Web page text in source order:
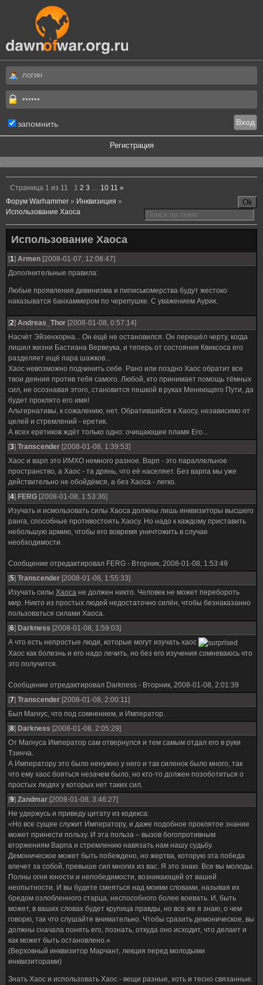
запомнить
Регистрация
.
Страница 1 из 11 1 2 3 … 10 11 »
Форум Warhammer » Инквизиция »
Использование Хаоса
Использование Хаоса
[1] Armen [2008-01-07, 12:08:47]
Дополнительные правила:
Любые проявления дивинизма и пиписькомерства будут жестоко
наказыватся банхаммером по черепушке. С уважением Аурик.
[2] Andreas_Thor [2008-01-08, 0:57:14]
Насчёт Эйзенхорна... Он ещё не остановился. Он перешёл черту, когда
лишил жизни Бастиана Вервеука, и теперь от состояния Квиксоса его
разделяет ещё пара шажков...
Хаос невозможно подчинить себе. Рано или поздно Хаос обратит все
твои деяния против тебя самого. Любой, кто принимает помощь тёмных
сил, не осознавая этого, становится пешкой в руках Меняющего Пути, да
будет проклято его имя!
Альтернативы, к сожалению, нет. Обратившийся к Хаосу, независимо от
целей и стремлений - еретик.
А всех еретиков ждёт только одно: очищающее пламя Его...
[3] Transcender [2008-01-08, 1:39:53]
Хаос и варп это ИМХО немного разное. Варп - это параллельное
пространство, а Хаос - та дрянь, что её населяет. Без варпа мы уже
действительно не обойдёмся, а без Хаоса - легко.
[4] FERG [2008-01-08, 1:53:36]
Изучать и исмользовать силы Хаоса должны лишь инквизиторы высшего
ранга, способные противостоять Хаосу. Но надо к каждому приставить
небольшую армию, чтобы его вовремя уничтожить в случае
необходимости.
Сообщение отредактировал FERG - Вторник, 2008-01-08, 1:53:49
[5] Transcender [2008-01-08, 1:55:33]
Изучать силы Хаоса не должен никто. Человек не может перебороть
мир. Никто из простых людей недостаточно силён, чтобы безнаказанно
пользоваться силами Хаоса.
[6] Darkness [2008-01-08, 1:59:03]
А что есть непростые люди, которые могут изучать хаос
Хаос как болезнь и его надо лечить, но без его изучения сомневаюсь что
это получится.
Сообщение отредактировал Darkness - Вторник, 2008-01-08, 2:01:39
[7] Transcender [2008-01-08, 2:00:11]
Был Магнус, что под сомнением, и Император.
[8] Darkness [2008-01-08, 2:05:29]
От Магнуса Император сам отвернулся и тем самым отдал его в руки
Тзинча.
А Императору это было ненужно у него и так силенок было много, так
что ему хаос бояться незачем было, но кто-то должен позоботиться о
простых людях у которых нет таких сил.
[9] Zandmar [2008-01-08, 3:46:27]
Не удержусь и приведу цитату из кодекса:
«Но все сущее служит Императору, и даже подобное проклятое знание
может принести пользу. И эта польза – вызов богопротивным
вторжениям Варпа и стремлению навязать нам нашу судьбу.
Демоническое может быть побеждено, но жертва, которую эта победа
влечет за собой, превыше сил многих из вас. Я это знаю. Все вы молоды.
Полны огня юности и непобедимости, возникающей от вашей
неопытности. И вы будете смеяться над моими словами, называя их
бредом озлобленного старца, неспособного более воевать. И, быть
может, в ваших словах будет крупица правды, но все же я знаю, о чем
говорю, так что слушайте внимательно. Чтобы сразить демоническое, вы
должны сначала понять его, познать, откуда оно исходит, что делает и
как может быть остановлено.»
(Верховный инквизитор Марчант, лекция перед молодыми
инквизиторами)
Знать Хаос и использовать Хаос - вещи разные, хоть и тесно связанные.